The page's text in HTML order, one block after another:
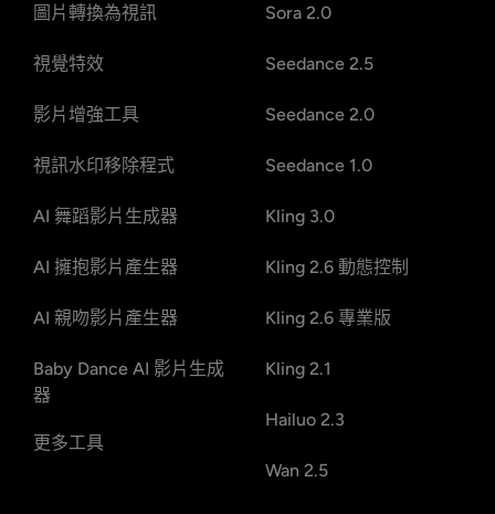
圖片轉換為視訊
視覺特效
影片增強工具
視訊水印移除程式
AI 舞蹈影片生成器
AI 擁抱影片產生器
AI 親吻影片產生器
Baby Dance AI 影片生成
器
更多工具
Sora 2.0
Seedance 2.5
Seedance 2.0
Seedance 1.0
Kling 3.0
Kling 2.6 動態控制
Kling 2.6 專業版
Kling 2.1
Hailuo 2.3
Wan 2.5